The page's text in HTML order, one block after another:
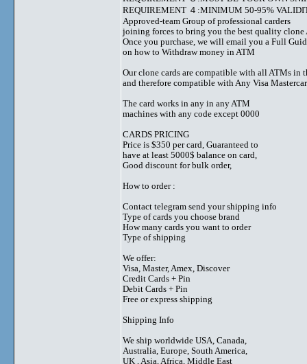
REQUIREMENT ４:MINIMUM 50-95%
Approved-team Group of professional carders
joining forces to bring you the best quality clone
Once you purchase, we will email you a Full
on how to Withdraw money in ATM
Our clone cards are compatible with all ATMs in
and therefore compatible with Any Visa
The card works in any in any ATM
machines with any code except 0000
CARDS PRICING
Price is $350 per card, Guaranteed to
have at least 5000$ balance on card,
Good discount for bulk order,
How to order :
Contact telegram send your shipping info
Type of cards you choose brand
How many cards you want to order
Type of shipping
We offer:
Visa, Master, Amex, Discover
Credit Cards + Pin
Debit Cards + Pin
Free or express shipping
Shipping Info
We ship worldwide USA, Canada,
Australia, Europe, South America,
UK , Asia, Africa, Middle East